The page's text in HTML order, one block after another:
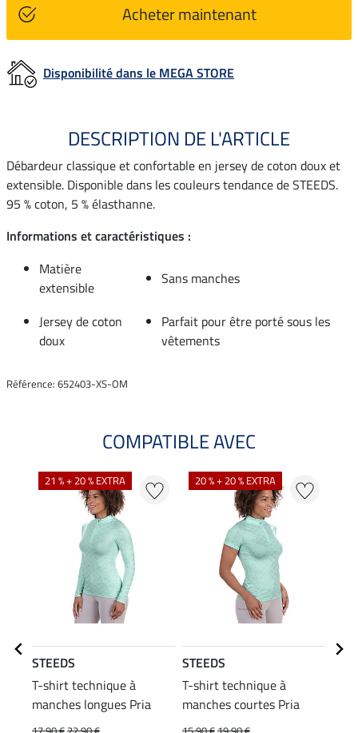
Acheter maintenant
Disponibilité dans le MEGA STORE
DESCRIPTION DE L'ARTICLE
Débardeur classique et confortable en jersey de coton doux et
extensible. Disponible dans les couleurs tendance de STEEDS.
95 % coton, 5 % élasthanne.
Informations et caractéristiques :
Matière
extensible
Sans manches
Jersey de coton
doux
Parfait pour être porté sous les
vêtements
Référence: 652403-XS-OM
COMPATIBLE AVEC
21 % + 20 % EXTRA
STEEDS
T-shirt technique à
manches longues Pria
20 % + 20 % EXTRA
STEEDS
T-shirt technique à
manches courtes Pria